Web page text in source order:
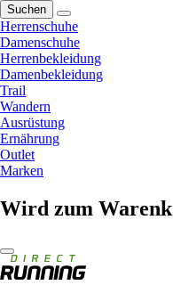
Suchen
Herrenschuhe
Damenschuhe
Herrenbekleidung
Damenbekleidung
Trail
Wandern
Ausrüstung
Ernährung
Outlet
Marken
Wird zum